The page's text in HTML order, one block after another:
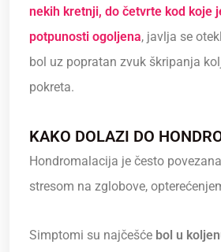
nekih kretnji, do četvrte kod koje
potpunosti ogoljena, javlja se
bol uz popratan zvuk škripanja
pokreta.
KAKO DOLAZI DO
Hondromalacija je često
stresom na zglobove,
Simptomi su najčešće bol u